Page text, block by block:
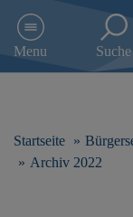
e
Menu Suche
Startseite
Archiv 2022